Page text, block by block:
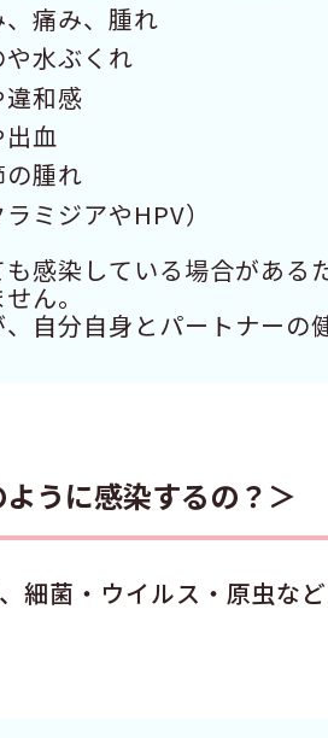
痛み、腫れ
水ぶくれ
和感
血
腫れ
ミジアやHPV）
感染している場合がある
ん。
自分自身とパートナーの
うに感染するの？＞
細菌・ウイルス・原虫な